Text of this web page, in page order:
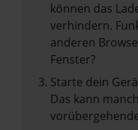
können das
verhindern.
anderen
Fenster?
Starte dein
Das kann